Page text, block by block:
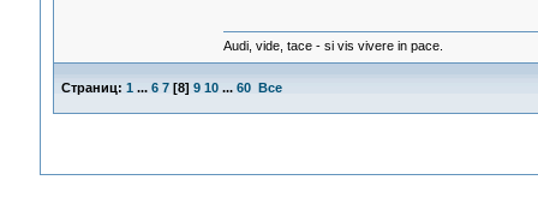
Audi, vide, tace - si vis vivere in pace.
Страниц: 1 ... 6 7[8] 9 10 ... 60 Все